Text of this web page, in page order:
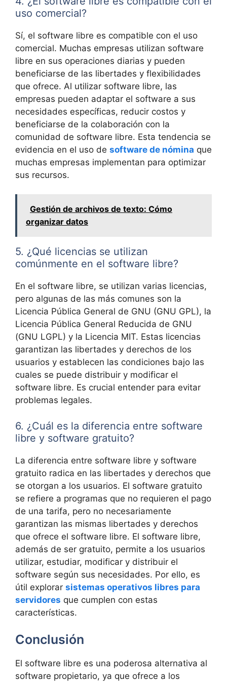
uso comercial?
Sí, el software libre es compatible con el uso
comercial. Muchas empresas utilizan software
libre en sus operaciones diarias y pueden
beneficiarse de las libertades y flexibilidades
que ofrece. Al utilizar software libre, las
empresas pueden adaptar el software a sus
necesidades específicas, reducir costos y
beneficiarse de la colaboración con la
comunidad de software libre. Esta tendencia se
evidencia en el uso de software de nómina que
muchas empresas implementan para optimizar
sus recursos.
Gestión de archivos de texto: Cómo
organizar datos
5. ¿Qué licencias se utilizan
comúnmente en el software libre?
En el software libre, se utilizan varias licencias,
pero algunas de las más comunes son la
Licencia Pública General de GNU (GNU GPL), la
Licencia Pública General Reducida de GNU
(GNU LGPL) y la Licencia MIT. Estas licencias
garantizan las libertades y derechos de los
usuarios y establecen las condiciones bajo las
cuales se puede distribuir y modificar el
software libre. Es crucial entender para evitar
problemas legales.
6. ¿Cuál es la diferencia entre software
libre y software gratuito?
La diferencia entre software libre y software
gratuito radica en las libertades y derechos que
se otorgan a los usuarios. El software gratuito
se refiere a programas que no requieren el pago
de una tarifa, pero no necesariamente
garantizan las mismas libertades y derechos
que ofrece el software libre. El software libre,
además de ser gratuito, permite a los usuarios
utilizar, estudiar, modificar y distribuir el
software según sus necesidades. Por ello, es
útil explorar sistemas operativos libres para
servidores que cumplen con estas
características.
Conclusión
El software libre es una poderosa alternativa al
software propietario, ya que ofrece a los